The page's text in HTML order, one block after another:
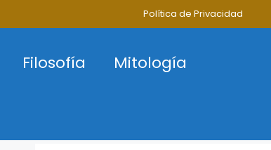
Política de Privacidad
Filosofía
Mitología